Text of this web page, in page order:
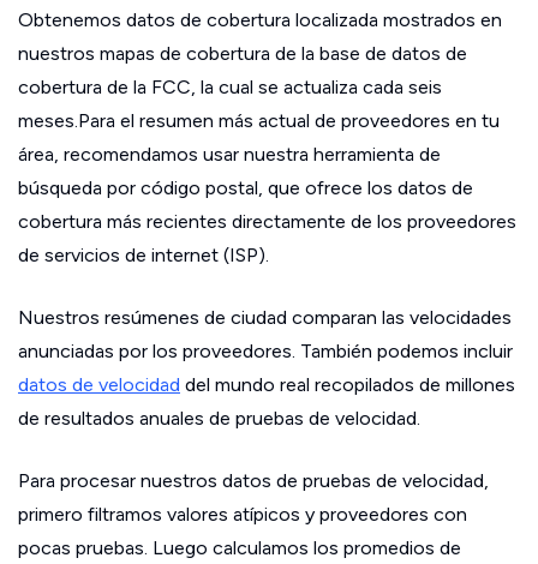
Obtenemos datos de cobertura localizada mostrados en
nuestros mapas de cobertura de la base de datos de
cobertura de la FCC, la cual se actualiza cada seis
meses.Para el resumen más actual de proveedores en tu
área, recomendamos usar nuestra herramienta de
búsqueda por código postal, que ofrece los datos de
cobertura más recientes directamente de los proveedores
de servicios de internet (ISP).
Nuestros resúmenes de ciudad comparan las velocidades
anunciadas por los proveedores. También podemos incluir
datos de velocidad del mundo real recopilados de millones
de resultados anuales de pruebas de velocidad.
Para procesar nuestros datos de pruebas de velocidad,
primero filtramos valores atípicos y proveedores con
pocas pruebas. Luego calculamos los promedios de